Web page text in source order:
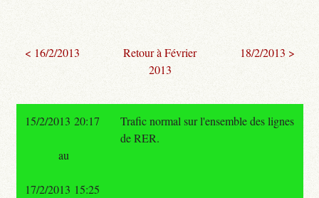
< 16/2/2013
Retour à Février
2013
18/2/2013 >
15/2/2013 20:17
Trafic normal sur l'ensemble des lignes
de RER.
au
17/2/2013 15:25